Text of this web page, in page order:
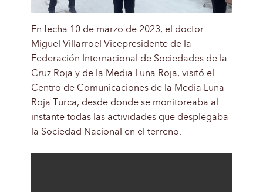
En fecha 10 de marzo de 2023, el doctor
Miguel Villarroel Vicepresidente de la
Federación Internacional de Sociedades de la
Cruz Roja y de la Media Luna Roja, visitó el
Centro de Comunicaciones de la Media Luna
Roja Turca, desde donde se monitoreaba al
instante todas las actividades que desplegaba
la Sociedad Nacional en el terreno.